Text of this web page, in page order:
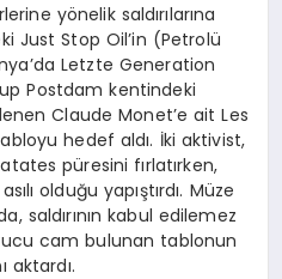
yönelik saldırılarına
Just Stop Oil’in (Petrolü
Letzte Generation
Postdam kentindeki
Claude Monet’e ait Les
hedef aldı. İki aktivist,
püresini fırlatırken,
olduğu yapıştırdı. Müze
saldırının kabul edilemez
cam bulunan tablonun
aktardı.